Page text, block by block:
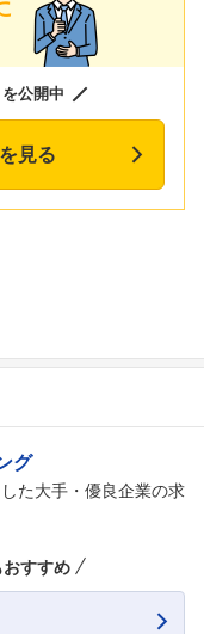
公開中
見る
グ
た大手・優良企業の求
すすめ